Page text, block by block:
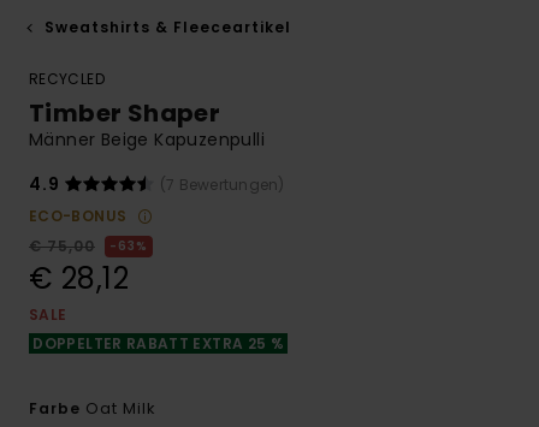
Sweatshirts & Fleeceartikel
RECYCLED
Timber Shaper
Männer Beige Kapuzenpulli
4.9
(7 Bewertungen)
ECO-BONUS
€ 75,00
63%
€ 28,12
SALE
DOPPELTER RABATT EXTRA 25 %
Farbe Oat Milk